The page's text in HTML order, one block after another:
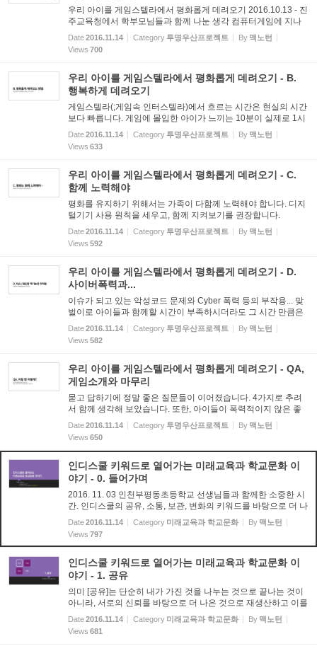
우리 아이를 게임스텔라에서 평화롭게 데려오기 2016.10.13 - 진
주교육청에서 학부모님들과 함께 나눈 생각 컴퓨터게임에 지나
치게 몰입하는 아이들을 더 재미있는 놀이와 현실세계로 다투지
않고 평화롭게 데려오는 방법에 대해 고민해 보았습니다. 슬로우
뉴...
Date2016.11.14 Category 투명우산프로젝트 By 맥노턴
Views 700
우리 아이를 게임스텔라에서 평화롭게 데려오기 - B.
행복하게 데려오기
게임스텔라(;게임속 인터스텔라)에서 흐르는 시간은 현실의 시간
보다 빠릅니다. 게임에 몰입한 아이가 느끼는 10분이 실제로 1시
간 이상이 될 수 있습니다. 이렇게 서로 다른 시간 속에서 다투지
않고 아이를 평화롭게 데려오는 것이 과연 가능할지...
Date2016.11.14 Category 투명우산프로젝트 By 맥노턴
Views 633
우리 아이를 게임스텔라에서 평화롭게 데려오기 - C.
함께 노력해야
평화를 유지하기 위해서는 가족이 다함께 노력해야 합니다. 디지
털기기 사용 원칙을 세우고, 함께 지켜보기를 권장합니다.
Date2016.11.14 Category 투명우산프로젝트 By 맥노턴
Views 592
우리 아이를 게임스텔라에서 평화롭게 데려오기 - D.
사이버폭력과...
이슈가 되고 있는 악성코드 문제와 Cyber 폭력 등의 부작용... 맞
벌이로 아이들과 함께할 시간이 부족하시더라도 그 시간 만큼은
집중하고 촉각을 세우시는 것이 필요합니다.
Date2016.11.14 Category 투명우산프로젝트 By 맥노턴
Views 582
우리 아이를 게임스텔라에서 평화롭게 데려오기 - QA,
게임소개와 마무리
묻고 답하기에 정말 좋은 질문들이 이어졌습니다. 4가지로 추려
서 함께 생각해 보았습니다. 또한, 아이들이 폭력적이지 않은 좋
은 게임을 추천해주면, 충분히 즐거워하며 즐길 줄 압니다.
Date2016.11.14 Category 투명우산프로젝트 By 맥노턴
Views 650
인디스쿨 키워드로 열어가는 미래교육과 학교문화 이
야기 - 0. 들어가며
2016. 11. 03 인천부평동초등학교 선생님들과 함께한 소중한 시
간. 인디스쿨의 공유, 소통, 보관, 변화의 키워드를 바탕으로 더 나
은 학교커뮤니티(학교공동체)의 문화를 만들어가는데 필요한 질
문을 던지는 자리였습니다.
Date2016.11.14 Category 미래교육과 학교문화 By 맥노턴
Views 797
인디스쿨 키워드로 열어가는 미래교육과 학교문화 이
야기 - 1. 공유
의미 [공유]는 단순히 내가 가진 것을 나누는 것으로 끝나는 것이
아니라, 서로의 신뢰를 바탕으로 더 나은 것으로 재생산하고 이를
또 다시 공유하는 순환의 과정이 중요합니다. 공유와 공짜는 엄밀
히 구분되어야겠죠. 실천 공유를 위해서는 제대로 기록하는 ...
Date2016.11.14 Category 미래교육과 학교문화 By 맥노턴
Views 681